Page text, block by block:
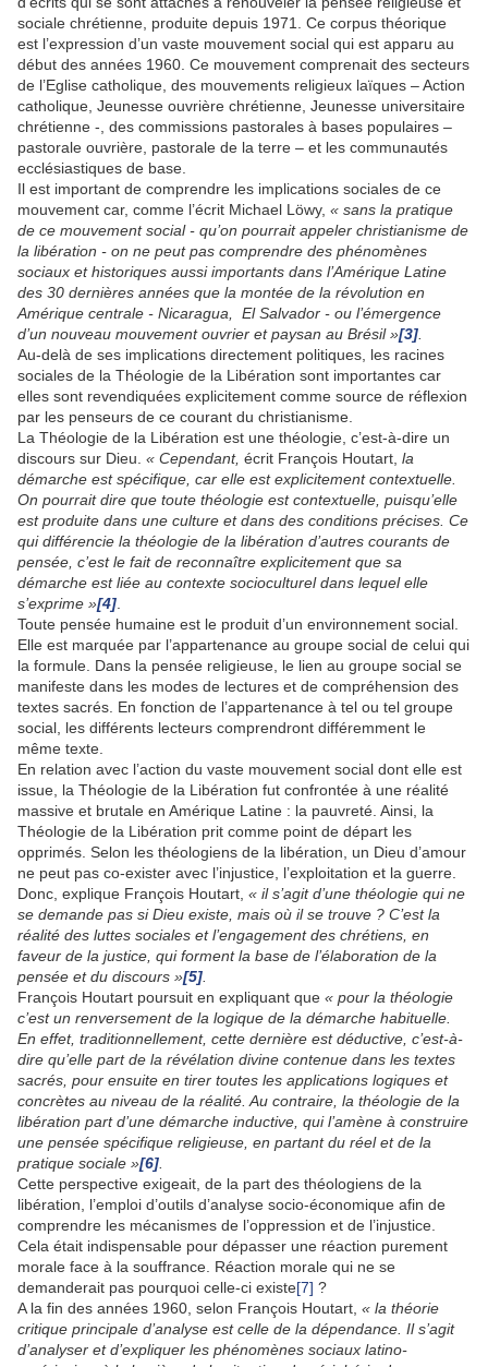
sociale chrétienne, produite depuis 1971. Ce corpus théorique
est l’expression d’un vaste mouvement social qui est apparu au
début des années 1960. Ce mouvement comprenait des secteurs
de l’Eglise catholique, des mouvements religieux laïques – Action
catholique, Jeunesse ouvrière chrétienne, Jeunesse universitaire
chrétienne -, des commissions pastorales à bases populaires –
pastorale ouvrière, pastorale de la terre – et les communautés
ecclésiastiques de base.
Il est important de comprendre les implications sociales de ce
mouvement car, comme l’écrit Michael Löwy, « sans la pratique
de ce mouvement social - qu’on pourrait appeler christianisme de
la libération - on ne peut pas comprendre des phénomènes
sociaux et historiques aussi importants dans l’Amérique Latine
des 30 dernières années que la montée de la révolution en
Amérique centrale - Nicaragua, El Salvador - ou l’émergence
d’un nouveau mouvement ouvrier et paysan au Brésil »[3]
Au-delà de ses implications directement politiques, les racines
sociales de la Théologie de la Libération sont importantes car
elles sont revendiquées explicitement comme source de réflexion
par les penseurs de ce courant du christianisme.
La Théologie de la Libération est une théologie, c’est-à-dire un
discours sur Dieu. « Cependant, écrit François Houtart, la
démarche est spécifique, car elle est explicitement contextuelle.
On pourrait dire que toute théologie est contextuelle, puisqu’elle
est produite dans une culture et dans des conditions précises. Ce
qui différencie la théologie de la libération d’autres courants de
pensée, c’est le fait de reconnaître explicitement que sa
démarche est liée au contexte socioculturel dans lequel elle
s’exprime »[4]
Toute pensée humaine est le produit d’un environnement social.
Elle est marquée par l’appartenance au groupe social de celui qui
la formule. Dans la pensée religieuse, le lien au groupe social se
manifeste dans les modes de lectures et de compréhension des
textes sacrés. En fonction de l’appartenance à tel ou tel groupe
social, les différents lecteurs comprendront différemment le
même texte.
En relation avec l’action du vaste mouvement social dont elle est
issue, la Théologie de la Libération fut confrontée à une réalité
massive et brutale en Amérique Latine : la pauvreté. Ainsi, la
Théologie de la Libération prit comme point de départ les
opprimés. Selon les théologiens de la libération, un Dieu d’amour
ne peut pas co-exister avec l’injustice, l’exploitation et la guerre.
Donc, explique François Houtart, « il s’agit d’une théologie qui ne
se demande pas si Dieu existe, mais où il se trouve ? C’est la
réalité des luttes sociales et l’engagement des chrétiens, en
faveur de la justice, qui forment la base de l’élaboration de la
pensée et du discours »[5]
François Houtart poursuit en expliquant que « pour la théologie
c’est un renversement de la logique de la démarche habituelle.
En effet, traditionnellement, cette dernière est déductive, c’est-à-
dire qu’elle part de la révélation divine contenue dans les textes
sacrés, pour ensuite en tirer toutes les applications logiques et
concrètes au niveau de la réalité. Au contraire, la théologie de la
libération part d’une démarche inductive, qui l’amène à construire
une pensée spécifique religieuse, en partant du réel et de la
pratique sociale »[6]
Cette perspective exigeait, de la part des théologiens de la
libération, l’emploi d’outils d’analyse socio-économique afin de
comprendre les mécanismes de l’oppression et de l’injustice.
Cela était indispensable pour dépasser une réaction purement
morale face à la souffrance. Réaction morale qui ne se
demanderait pas pourquoi celle-ci existe[7] ?
A la fin des années 1960, selon François Houtart, « la théorie
critique principale d’analyse est celle de la dépendance. Il s’agit
d’analyser et d’expliquer les phénomènes sociaux latino-